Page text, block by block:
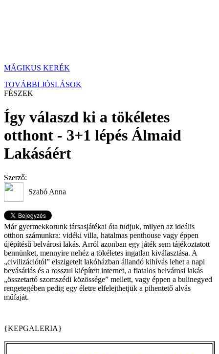
MÁGIKUS KERÉK
TOVÁBBI JÓSLÁSOK
FÉSZEK
Így válaszd ki a tökéletes
otthont - 3+1 lépés Álmaid
Lakásáért
Szerző:
Szabó Anna
Már gyermekkorunk társasjátékai óta tudjuk, milyen az ideális
otthon számunkra: vidéki villa, hatalmas penthouse vagy éppen
újépítésű belvárosi lakás. Arról azonban egy játék sem tájékoztatott
bennünket, mennyire nehéz a tökéletes ingatlan kiválasztása. A
„civilizációtól” elszigetelt lakóházban állandó kihívás lehet a napi
bevásárlás és a rosszul kiépített internet, a fiatalos belvárosi lakás
„összetartó szomszédi közössége” mellett, vagy éppen a bulinegyed
rengetegében pedig egy életre elfelejthetjük a pihentető alvás
műfaját.
{KEPGALERIA}